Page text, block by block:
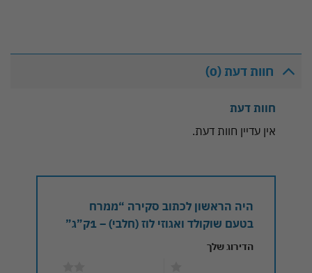
חוות דעת (0)
חוות דעת
אין עדיין חוות דעת.
היה הראשון לכתוב סקירה “ממרח
בטעם שוקולד ואגוזי לוז (חלבי) – 1ק”ג”
הדירוג שלך